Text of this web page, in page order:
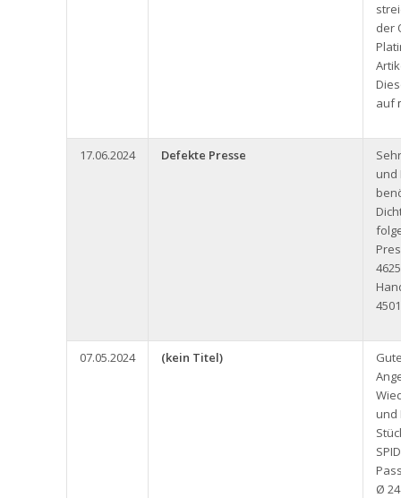
der
auf
17.06.2024 Defekte Presse
und
07.05.2024 (kein Titel)
und
Ø